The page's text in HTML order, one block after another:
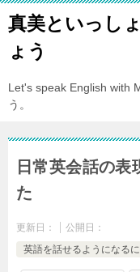
真美といっし
ょう
Let's speak English
う。
日常英会話の
た
更新日：
公開日：
英語を話せるようになる